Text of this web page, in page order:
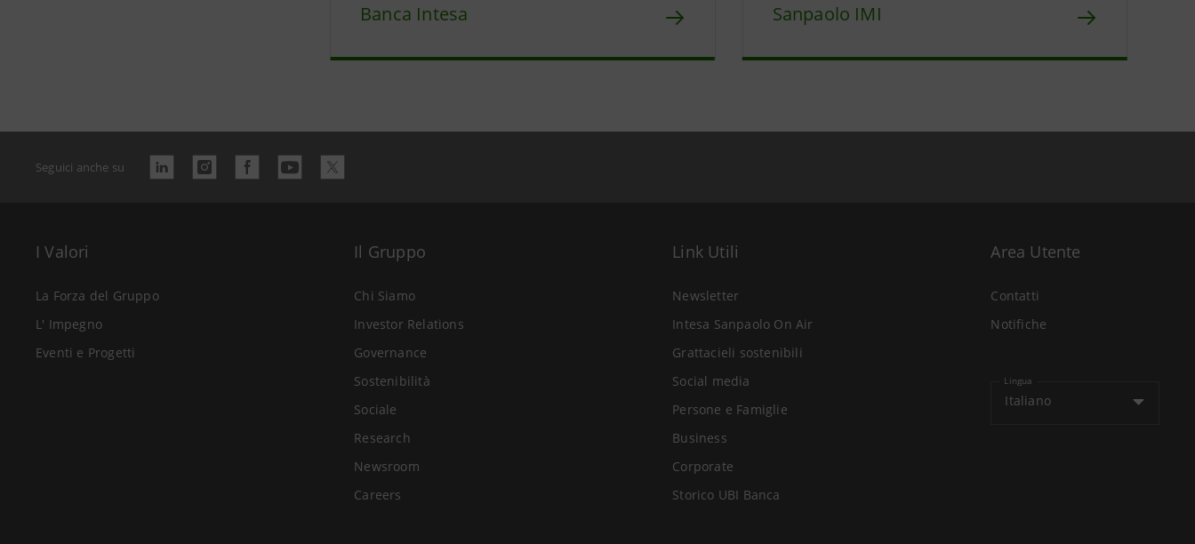
Banca Intesa
Sanpaolo IMI
Seguici anche su
I Valori
La Forza del Gruppo
L' Impegno
Eventi e Progetti
Il Gruppo
Chi Siamo
Investor Relations
Governance
Sostenibilità
Sociale
Research
Newsroom
Careers
Link Utili
Newsletter
Intesa Sanpaolo On Air
Grattacieli sostenibili
Social media
Persone e Famiglie
Business
Corporate
Storico UBI Banca
Area Utente
Contatti
Notifiche
Lingua
Italiano